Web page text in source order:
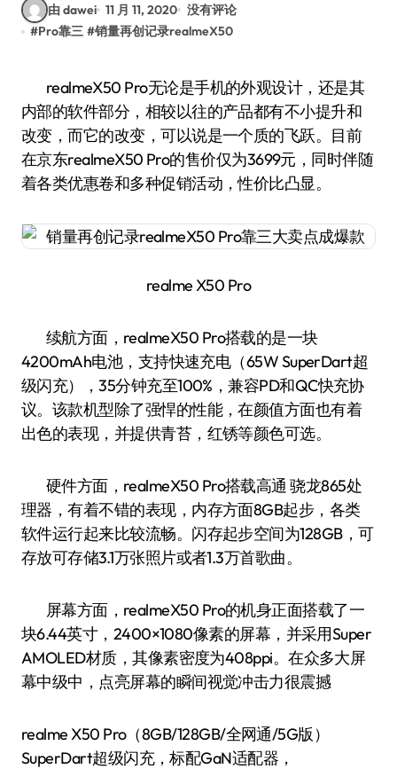
由 dawei 11 月 11, 2020 没有评论
#Pro靠三 #销量再创记录realmeX50
realmeX50 Pro无论是手机的外观设计，还是其
内部的软件部分，相较以往的产品都有不小提升和
改变，而它的改变，可以说是一个质的飞跃。目前
在京东realmeX50 Pro的售价仅为3699元，同时伴随
着各类优惠卷和多种促销活动，性价比凸显。
realme X50 Pro
续航方面，realmeX50 Pro搭载的是一块
4200mAh电池，支持快速充电（65W SuperDart超
级闪充），35分钟充至100%，兼容PD和QC快充协
议。该款机型除了强悍的性能，在颜值方面也有着
出色的表现，并提供青苔，红锈等颜色可选。
硬件方面，realmeX50 Pro搭载高通 骁龙865处
理器，有着不错的表现，内存方面8GB起步，各类
软件运行起来比较流畅。闪存起步空间为128GB，可
存放可存储3.1万张照片或者1.3万首歌曲。
屏幕方面，realmeX50 Pro的机身正面搭载了一
块6.44英寸，2400×1080像素的屏幕，并采用Super
AMOLED材质，其像素密度为408ppi。在众多大屏
幕中级中，点亮屏幕的瞬间视觉冲击力很震撼
realme X50 Pro（8GB/128GB/全网通/5G版）
SuperDart超级闪充，标配GaN适配器，